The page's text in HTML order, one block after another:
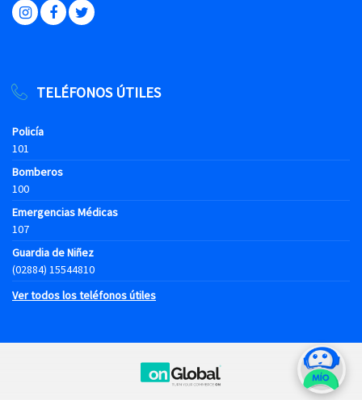
TELÉFONOS ÚTILES
Policía
101
Bomberos
100
Emergencias Médicas
107
Guardia de Niñez
(02884) 15544810
Ver todos los teléfonos útiles